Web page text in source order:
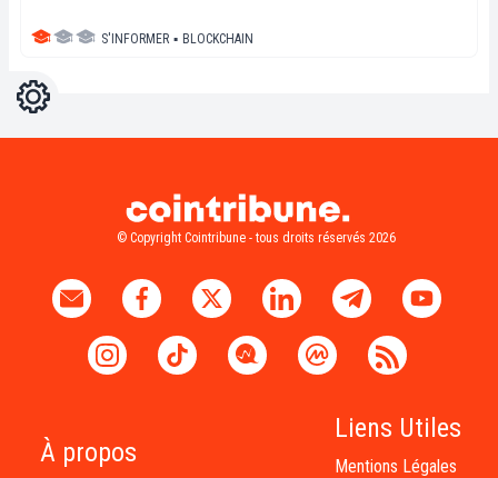
S'INFORMER ▪ BLOCKCHAIN
Réglages
© Copyright Cointribune - tous droits réservés 2026
À propos
Liens Utiles
Mentions Légales